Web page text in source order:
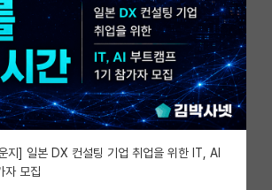
개랩)
지] 일본 DX 컨설팅 기업 취업을 위한 IT, AI
자 모집